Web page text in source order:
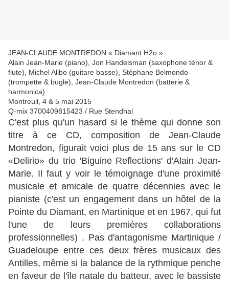
JEAN-CLAUDE MONTREDON « Diamant H2o »
Alain Jean-Marie (piano), Jon Handelsman (saxophone ténor &
flute), Michel Alibo (guitare basse), Stéphane Belmondo
(trompette & bugle), Jean-Claude Montredon (batterie &
harmonica)
Montreuil, 4 & 5 mai 2015
Q-mix 3700409815423 / Rue Stendhal
C'est plus qu'un hasard si le thème qui donne son
titre à ce CD, composition de Jean-Claude
Montredon, figurait voici plus de 15 ans sur le CD
«Delirio» du trio 'Biguine Reflections' d'Alain Jean-
Marie. Il faut y voir le témoignage d'une proximité
musicale et amicale de quatre décennies avec le
pianiste (c'est un engagement dans un hôtel de la
Pointe du Diamant, en Martinique et en 1967, qui fut
l'une de leurs premières collaborations
professionnelles) . Pas d'antagonisme Martinique /
Guadeloupe entre ces deux frères musicaux des
Antilles, même si la balance de la rythmique penche
en faveur de l'île natale du batteur, avec le bassiste